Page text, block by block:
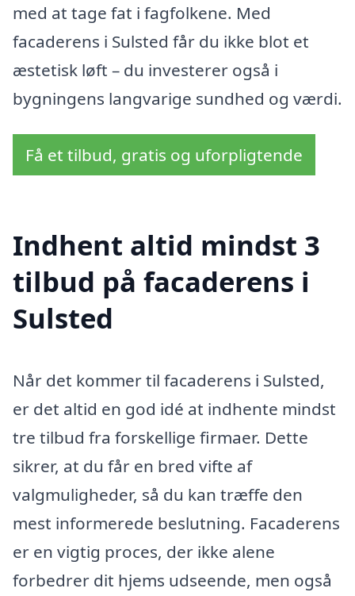
med at tage fat i fagfolkene. Med
facaderens i Sulsted får du ikke blot et
æstetisk løft – du investerer også i
bygningens langvarige sundhed og værdi.
Få et tilbud, gratis og uforpligtende
Indhent altid mindst 3
tilbud på facaderens i
Sulsted
Når det kommer til facaderens i Sulsted,
er det altid en god idé at indhente mindst
tre tilbud fra forskellige firmaer. Dette
sikrer, at du får en bred vifte af
valgmuligheder, så du kan træffe den
mest informerede beslutning. Facaderens
er en vigtig proces, der ikke alene
forbedrer dit hjems udseende, men også